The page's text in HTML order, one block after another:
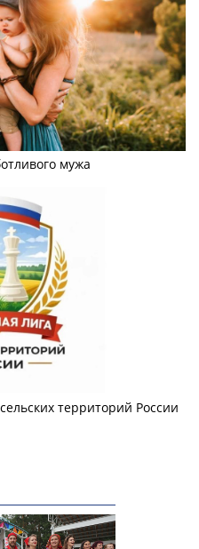
мужа
территорий России